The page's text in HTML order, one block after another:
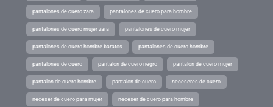
pantalones de cuero zara pantalones de cuero para hombre
pantalones de cuero mujer zara pantalones de cuero mujer
pantalones de cuero hombre baratos pantalones de cuero hombre
pantalones de cuero pantalon de cuero negro pantalon de cuero mujer
pantalon de cuero hombre pantalon de cuero neceseres de cuero
neceser de cuero para mujer neceser de cuero para hombre